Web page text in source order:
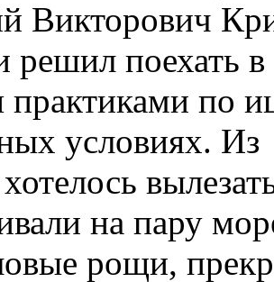
Викторович
поехать
практиками по
условиях. Из
на пару
рощи,